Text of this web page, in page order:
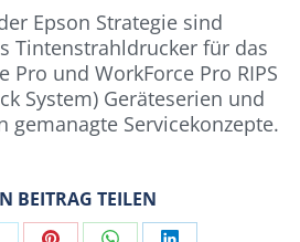
Epson Strategie sind
Tintenstrahldrucker für das
Pro und WorkForce Pro RIPS
System) Geräteserien und
gemanagte Servicekonzepte.
BEITRAG TEILEN